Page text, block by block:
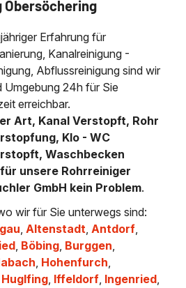
Erfahrung für
Kanalreinigung -
Abflussreinigung sind wir
Umgebung 24h für Sie
erreichbar.
Art, Kanal Verstopft, Rohr
Klo - WC
Waschbecken
unsere Rohrreiniger
GmbH kein Problem.
wir für Sie unterwegs sind:
,Altenstadt,Antdorf,
, Böbing, Burggen,
, Hohenfurch,
Huglfing, Iffeldorf, Ingenried,